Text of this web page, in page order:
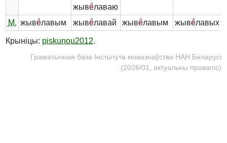
жывё́лаваю
М. жывё́лавым жывё́лавай жывё́лавым жывё́лавых
Крыніцы: piskunou2012.
Граматычная база Інстытута мовазнаўства НАН Беларусі
(2026/01, актуальны правапіс)